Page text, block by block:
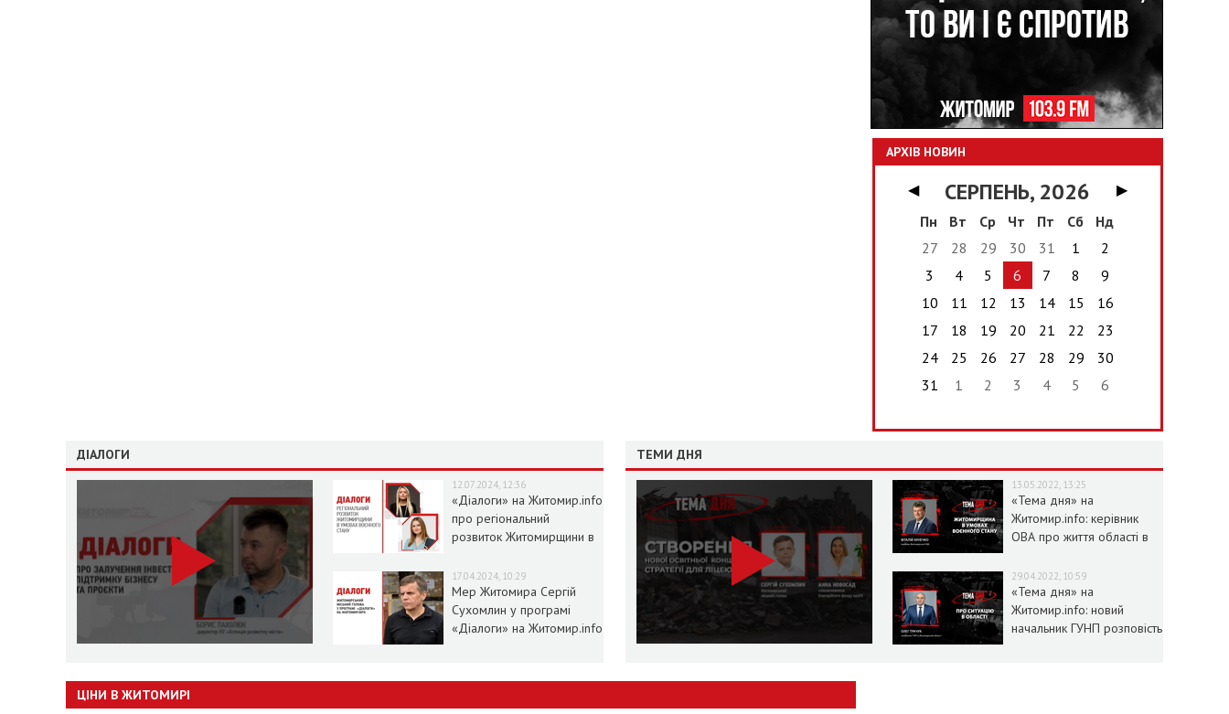
АРХІВ НОВИН
◀ СЕРПЕНЬ, 2026
▶
Пн
Вт Ср Чт Пт Сб
Нд
27
28 29 30 31 1
2
3
4 5 6 7 8
9
10
11 12 13 14 15
16
17
18 19 20 21 22
23
24
25 26 27 28 29
30
31
1 2 3 4 5 6
ДІАЛОГИ
12.07.2024, 12:36
«Діалоги» на Житомир.info
про регіональний
розвиток Житомирщини в
17.04.2024, 10:29
Мер Житомира Сергій
Сухомлин у програмі
«Діалоги» на Житомир.info
ТЕМИ ДНЯ
13.05.2022, 13:25
«Тема дня» на
Житомир.info: керівник
ОВА про життя області в
29.04.2022, 10:59
«Тема дня» на
Житомир.info: новий
начальник ГУНП розповість
ЦІНИ В ЖИТОМИРІ